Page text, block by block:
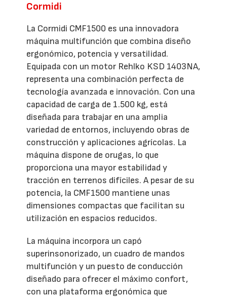
Cormidi
La Cormidi CMF1500 es una innovadora
máquina multifunción que combina diseño
ergonómico, potencia y versatilidad.
Equipada con un motor Rehlko KSD 1403NA,
representa una combinación perfecta de
tecnología avanzada e innovación. Con una
capacidad de carga de 1.500 kg, está
diseñada para trabajar en una amplia
variedad de entornos, incluyendo obras de
construcción y aplicaciones agrícolas. La
máquina dispone de orugas, lo que
proporciona una mayor estabilidad y
tracción en terrenos difíciles. A pesar de su
potencia, la CMF1500 mantiene unas
dimensiones compactas que facilitan su
utilización en espacios reducidos.
La máquina incorpora un capó
superinsonorizado, un cuadro de mandos
multifunción y un puesto de conducción
diseñado para ofrecer el máximo confort,
con una plataforma ergonómica que